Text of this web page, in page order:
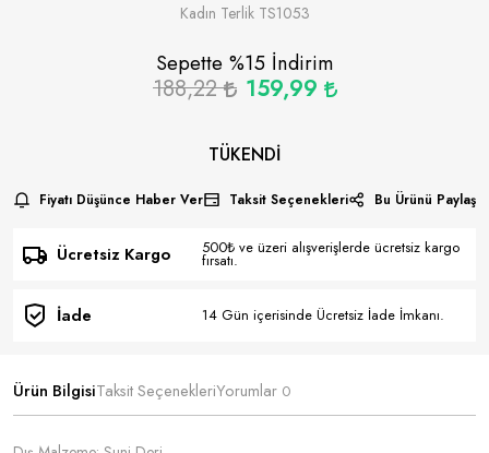
Kadın Terlik TS1053
Sepette %15İndirim
188,22 159,99
TÜKENDI
Fiyatı Düşünce Haber Ver Taksit Seçenekleri Bu Ürünü Paylaş
Ücretsiz Kargo 500₺ ve üzeri alışverişlerde ücretsiz kargo
fırsatı.
İade 14 Gün içerisinde Ücretsiz İade İmkanı.
Ürün BilgisiTaksit SeçenekleriYorumlar 0